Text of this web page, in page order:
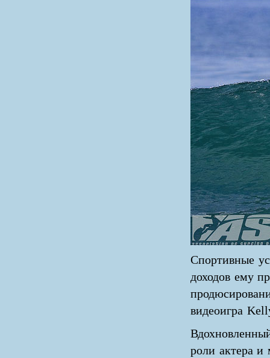
Спортивные
доходов ему
видеоигра
роли актера